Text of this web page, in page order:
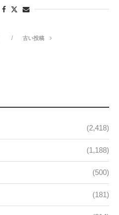
古い投稿
(2,418)
(1,188)
(500)
(181)